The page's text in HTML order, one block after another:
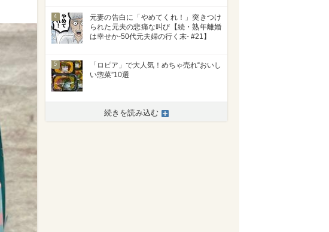
4
元妻の告白に「やめてくれ！」突きつけ
られた元夫の悲痛な叫び【続・熟年離婚
は幸せか-50代元夫婦の行く末- #21】
5
「ロピア」で大人気！めちゃ売れ“おいし
い惣菜”10選
続きを読み込む